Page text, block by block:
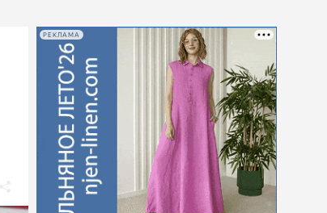
РЕКЛАМА